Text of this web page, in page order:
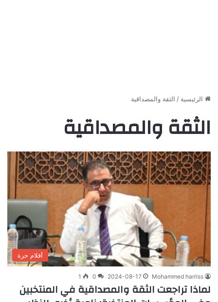
الرئيسية / الثقة والمصداقية
الثقة والمصداقية
أقلام حرة
Mohammed harriss
2024-08-17
0
1
لماذا تراجعت الثقة والمصداقية في المنتخبين